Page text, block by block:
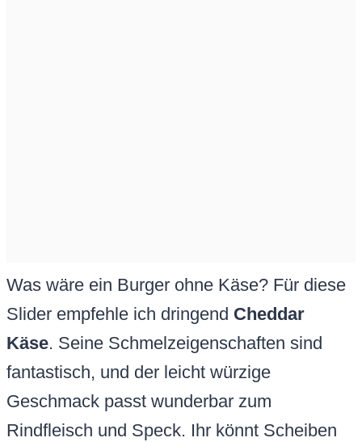
Was wäre ein Burger ohne Käse? Für diese
Slider empfehle ich dringend Cheddar
Käse. Seine Schmelzeigenschaften sind
fantastisch, und der leicht würzige
Geschmack passt wunderbar zum
Rindfleisch und Speck. Ihr könnt Scheiben